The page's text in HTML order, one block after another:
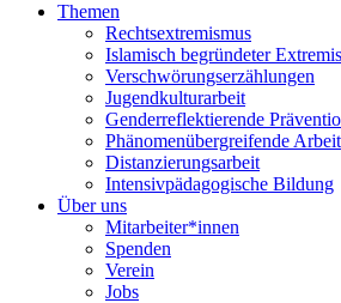
Themen
Rechtsextremismus
Islamisch begründeter
Verschwörungs­erzählungen
Jugendkulturarbeit
Genderreflektierende
Phänomenüber­greifende Arbeit
Distanzierungsarbeit
Intensivpädagogische Bildung
Über uns
Mitarbeiter*innen
Spenden
Verein
Jobs